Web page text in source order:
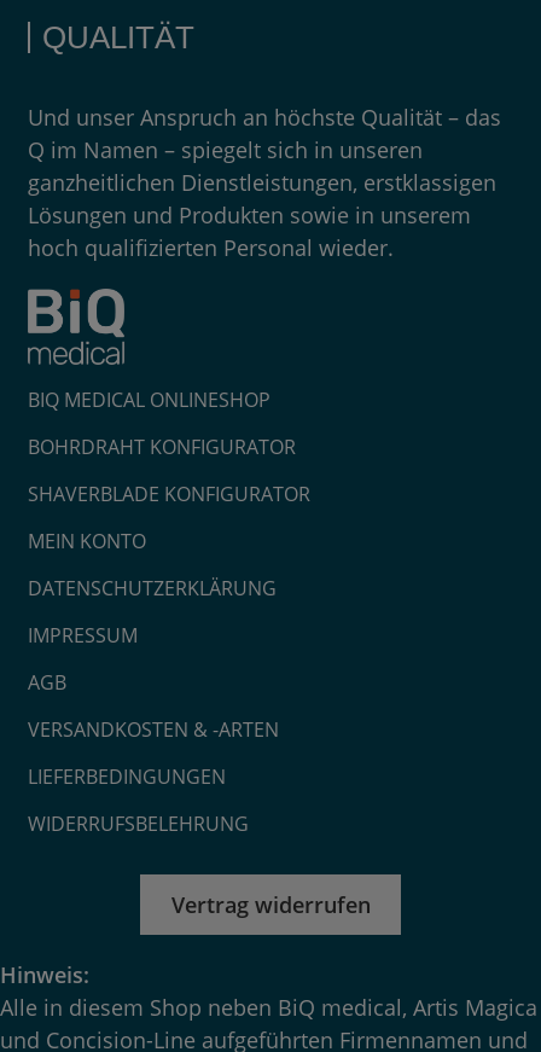
QUALITÄT
Und unser Anspruch an höchste Qualität – das
Q im Namen – spiegelt sich in unseren
ganzheitlichen Dienstleistungen, erstklassigen
Lösungen und Produkten sowie in unserem
hoch qualifizierten Personal wieder.
BIQ MEDICAL ONLINESHOP
BOHRDRAHT KONFIGURATOR
SHAVERBLADE KONFIGURATOR
MEIN KONTO
DATENSCHUTZERKLÄRUNG
IMPRESSUM
AGB
VERSANDKOSTEN & -ARTEN
LIEFERBEDINGUNGEN
WIDERRUFSBELEHRUNG
Vertrag widerrufen
Hinweis:
Alle in diesem Shop neben BiQ medical, Artis Magica
und Concision-Line aufgeführten Firmennamen und